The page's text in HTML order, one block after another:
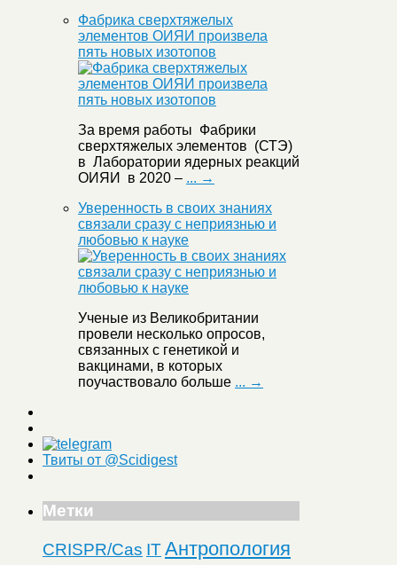
Фабрика сверхтяжелых
элементов ОИЯИ произвела
пять новых изотопов
За время работы Фабрики
сверхтяжелых элементов (СТЭ)
в Лаборатории ядерных реакций
ОИЯИ в 2020 – ... →
Уверенность в своих знаниях
связали сразу с неприязнью и
любовью к науке
Ученые из Великобритании
провели несколько опросов,
связанных с генетикой и
вакцинами, в которых
поучаствовало больше ... →
Твиты от @Scidigest
Метки
CRISPR/Cas ITАнтропология